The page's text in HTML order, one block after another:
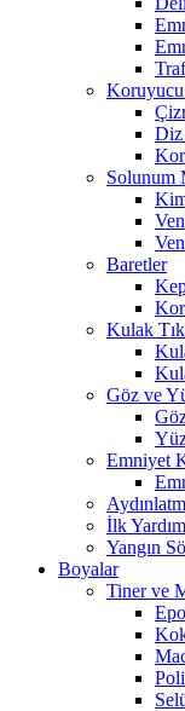
Koruyucu
Diz
Solunum
Baretler
Kulak
Göz ve
Emniyet
İlk
Yangın
Boyalar
Tiner ve